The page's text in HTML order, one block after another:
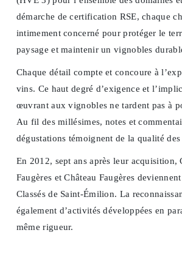
démarche de certification RSE, chaque
intimement concerné pour protéger le
paysage et maintenir un vignobles
Chaque détail compte et concoure à
vins. Ce haut degré d’exigence et
œuvrant aux vignobles ne tardent pas à
Au fil des millésimes, notes et
dégustations témoignent de la qualité
En 2012, sept ans après leur acquisition,
Faugères et Château Faugères
Classés de Saint-Émilion. La
également d’activités développées en
même rigueur.